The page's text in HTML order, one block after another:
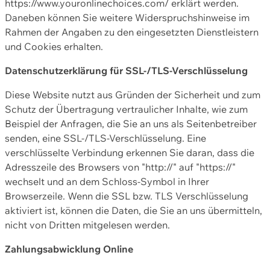
https://www.youronlinechoices.com/ erklärt werden.
Daneben können Sie weitere Widerspruchshinweise im
Rahmen der Angaben zu den eingesetzten Dienstleistern
und Cookies erhalten.
Datenschutzerklärung für SSL-/TLS-Verschlüsselung
Diese Website nutzt aus Gründen der Sicherheit und zum
Schutz der Übertragung vertraulicher Inhalte, wie zum
Beispiel der Anfragen, die Sie an uns als Seitenbetreiber
senden, eine SSL-/TLS-Verschlüsselung. Eine
verschlüsselte Verbindung erkennen Sie daran, dass die
Adresszeile des Browsers von "http://" auf "https://"
wechselt und an dem Schloss-Symbol in Ihrer
Browserzeile. Wenn die SSL bzw. TLS Verschlüsselung
aktiviert ist, können die Daten, die Sie an uns übermitteln,
nicht von Dritten mitgelesen werden.
Zahlungsabwicklung Online